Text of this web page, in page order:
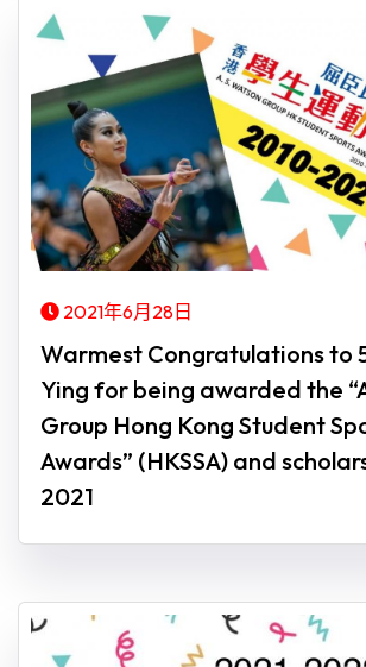
2021年6月28日
Warmest Congratulations to
Ying for being awarded the
Group Hong Kong Student
Awards” (HKSSA) and
2021